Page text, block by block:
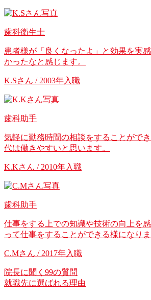
歯科衛生士
患者様が「良くなったよ」と効果を実
かったなと感じます。
K.Sさん / 2003年入職
歯科助手
気軽に勤務時間の相談をすることがで
代は働きやすいと思います。
K.Kさん / 2010年入職
歯科助手
仕事をする上での知識や技術の向上を
って仕事をすることができる様になりま
C.Mさん / 2017年入職
院長に聞く99の質問
就職先に選ばれる理由